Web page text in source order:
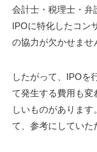
会計士・税理士・弁
IPOに特化したコン
の協力が欠かせませ
したがって、IPOを
て発生する費用も変
しいものがありま
て、参考にしていた